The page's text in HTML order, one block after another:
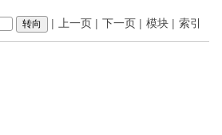
索引
模块 |
下一页 |
上一页 |
|